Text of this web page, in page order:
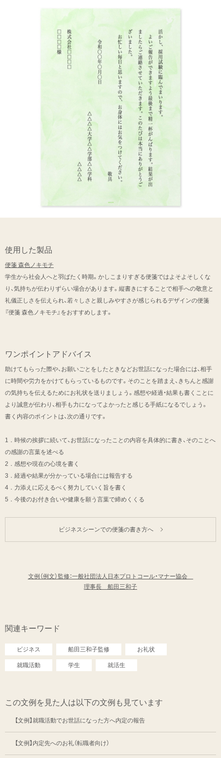
使用した製品
便箋 森色ノキモチ
学生から社会人へと羽ばたく時期。かしこまりすぎる便箋ではよそよそしくな
り、気持ちが伝わりずらい場合があります。縦書きにすることで相手への敬意と
礼儀正しさを伝えられ、若々しさと親しみやすさが感じられるデザインの便箋
『便箋 森色ノキモチ』をおすすめします。
ワンポイントアドバイス
助けてもらった際や、お願いごとをしたときなどお世話になった場合には、相手
に時間や労力をかけてもらっているものです。そのことを踏まえ、きちんと感謝
の気持ちを伝えるためにお礼状を送りましょう。感想や経過・結果も書くことに
より誠意が伝わり、相手も力になってよかったと感じる手紙になるでしょう。
書く内容のポイントは、次の通りです。
1．時候の挨拶に続いて、お世話になったことの内容を具体的に書き、そのことへ
の感謝の言葉を述べる
2．感想や現在の心境を書く
3．経過や結果が分かっている場合には報告する
4．力添えに応えるべく努力していく旨を書く
5．今後のお付き合いや健康を願う言葉で締めくくる
ビジネスシーンでの便箋の書き方へ
文例（例文）監修：一般社団法人日本プロトコール・マナー協会
理事長 船田三和子
関連キーワード
ビジネス 船田三和子監修 お礼状
就職活動 学生 就活生
この文例を見た人は以下の文例も見ています
【文例】就職活動でお世話になった方へ内定の報告
【文例】内定先へのお礼（転職者向け）